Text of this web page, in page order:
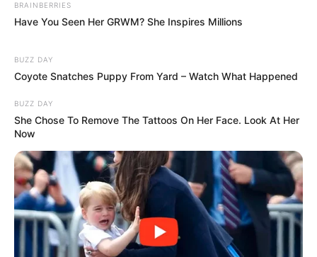
BRAINBERRIES
Have You Seen Her GRWM? She Inspires Millions
BUZZ DAY
Coyote Snatches Puppy From Yard – Watch What Happened
BUZZ DAY
She Chose To Remove The Tattoos On Her Face. Look At Her
Now